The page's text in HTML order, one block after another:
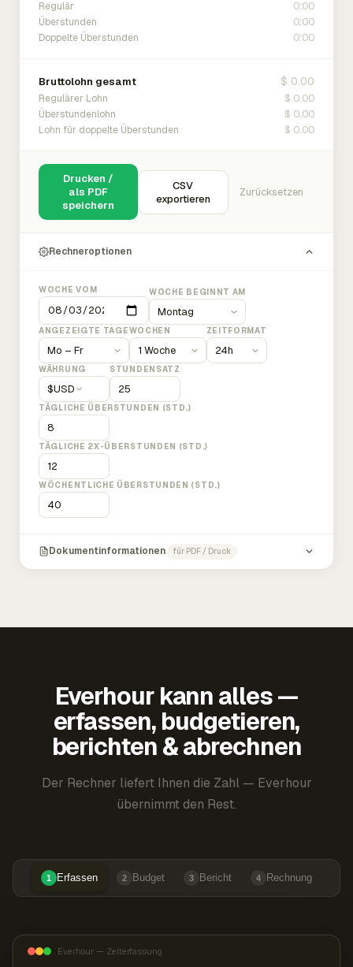
Regulär 0:00
Überstunden 0:00
Doppelte Überstunden 0:00
Bruttolohn gesamt $ 0.00
Regulärer Lohn $ 0.00
Überstundenlohn $ 0.00
Lohn für doppelte Überstunden $ 0.00
Drucken /
als PDF
speichern
CSV
exportieren
Zurücksetzen
Rechneroptionen
WOCHE VOM WOCHE BEGINNT AM
ANGEZEIGTE TAGEWOCHEN ZEITFORMAT
WÄHRUNG
$USD
STUNDENSATZ
TÄGLICHE ÜBERSTUNDEN (STD.)
TÄGLICHE 2X-ÜBERSTUNDEN (STD.)
WÖCHENTLICHE ÜBERSTUNDEN (STD.)
Dokumentinformationen für PDF / Druck
Everhour kann alles —
erfassen, budgetieren,
berichten & abrechnen
Der Rechner liefert Ihnen die Zahl — Everhour
übernimmt den Rest.
1 Erfassen 2 Budget 3 Bericht 4 Rechnung
Everhour — Zeiterfassung